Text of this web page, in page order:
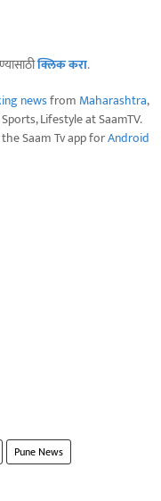
क्लिक करा.
newsfrom Maharashtra,
Lifestyle at SaamTV.
Saam Tv app forAndroid
Pune News